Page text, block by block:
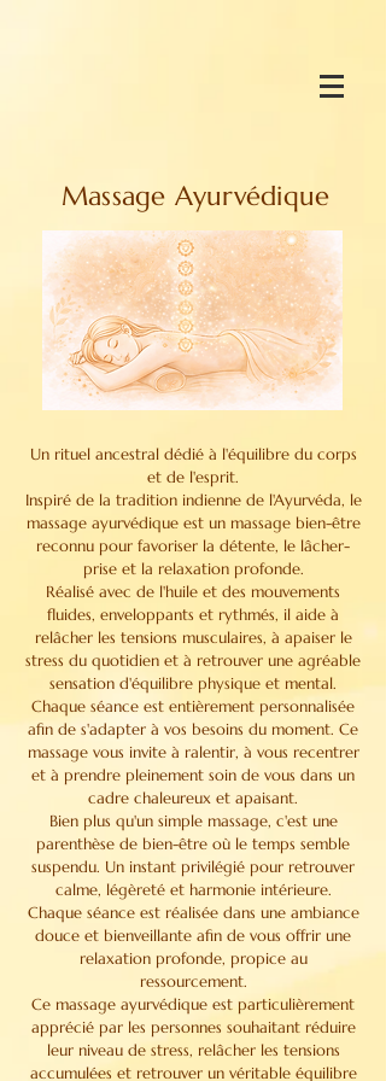
Massage Ayurvédique
Un rituel ancestral dédié à l'équilibre du corps
et de l'esprit.
Inspiré de la tradition indienne de l'Ayurvéda, le
massage ayurvédique est un massage bien-être
reconnu pour favoriser la détente, le lâcher-
prise et la relaxation profonde.
Réalisé avec de l'huile et des mouvements
fluides, enveloppants et rythmés, il aide à
relâcher les tensions musculaires, à apaiser le
stress du quotidien et à retrouver une agréable
sensation d'équilibre physique et mental.
Chaque séance est entièrement personnalisée
afin de s'adapter à vos besoins du moment. Ce
massage vous invite à ralentir, à vous recentrer
et à prendre pleinement soin de vous dans un
cadre chaleureux et apaisant.
Bien plus qu'un simple massage, c'est une
parenthèse de bien-être où le temps semble
suspendu. Un instant privilégié pour retrouver
calme, légèreté et harmonie intérieure.
Chaque séance est réalisée dans une ambiance
douce et bienveillante afin de vous offrir une
relaxation profonde, propice au
ressourcement.
Ce massage ayurvédique est particulièrement
apprécié par les personnes souhaitant réduire
leur niveau de stress, relâcher les tensions
accumulées et retrouver un véritable équilibre